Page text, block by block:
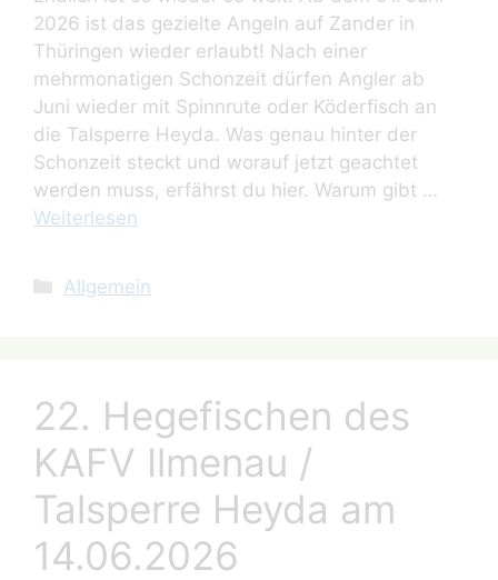
2026 ist das gezielte Angeln auf Zander in
Thüringen wieder erlaubt! Nach einer
mehrmonatigen Schonzeit dürfen Angler ab
Juni wieder mit Spinnrute oder Köderfisch an
die Talsperre Heyda. Was genau hinter der
Schonzeit steckt und worauf jetzt geachtet
werden muss, erfährst du hier. Warum gibt …
Weiterlesen
Kategorien
Allgemein
22. Hegefischen des
KAFV Ilmenau /
Talsperre Heyda am
14.06.2026